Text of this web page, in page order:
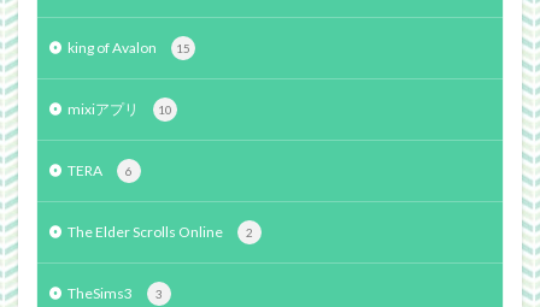
king of Avalon 15
mixiアプリ 10
TERA 6
The Elder Scrolls Online 2
TheSims3 3